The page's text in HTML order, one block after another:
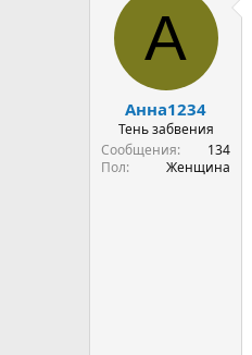
А
Анна1234
Тень забвения
Сообщения
134
Пол
Женщина